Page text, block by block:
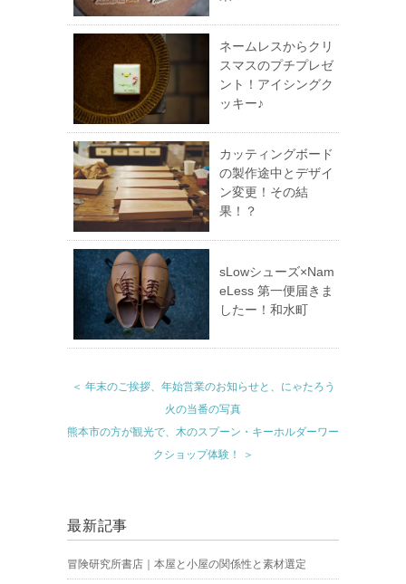
ネームレスからクリ
スマスのプチプレゼ
ント！アイシングク
ッキー♪
カッティングボード
の製作途中とデザイ
ン変更！その結
果！？
sLowシューズ×Nam
eLess 第一便届きま
したー！和水町
＜ 年末のご挨拶、年始営業のお知らせと、にゃたろう
火の当番の写真
熊本市の方が観光で、木のスプーン・キーホルダーワー
クショップ体験！ ＞
最新記事
冒険研究所書店｜本屋と小屋の関係性と素材選定